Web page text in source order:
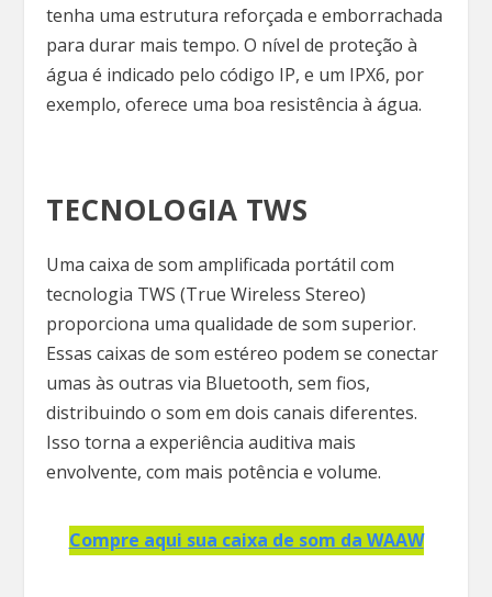
tenha uma estrutura reforçada e emborrachada
para durar mais tempo. O nível de proteção à
água é indicado pelo código IP, e um IPX6, por
exemplo, oferece uma boa resistência à água.
TECNOLOGIA TWS
Uma caixa de som amplificada portátil com
tecnologia TWS (True Wireless Stereo)
proporciona uma qualidade de som superior.
Essas caixas de som estéreo podem se conectar
umas às outras via Bluetooth, sem fios,
distribuindo o som em dois canais diferentes.
Isso torna a experiência auditiva mais
envolvente, com mais potência e volume.
Compre aqui sua caixa de som da WAAW